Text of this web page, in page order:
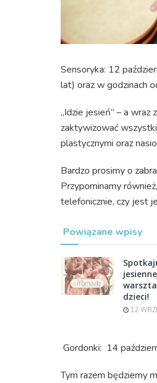
Sensoryka: 12
lat) oraz w godzinach
„Idzie jesień” – a wraz
zaktywizować
plastycznymi oraz
Bardzo prosimy o
Przypominamy
telefonicznie, czy jest
Powiązane wpisy
dzieci!
12
Gordonki: 14
Tym razem będziemy